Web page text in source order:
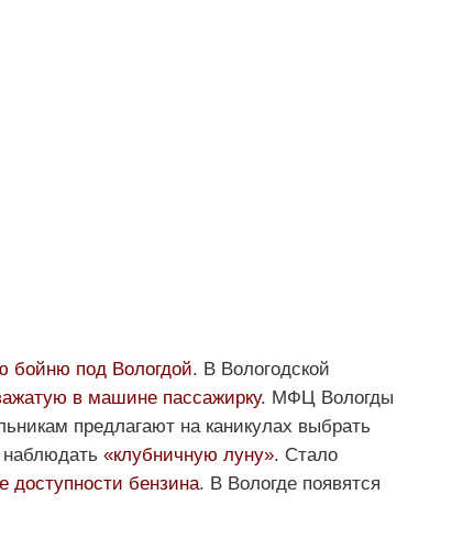
бойню под Вологдой. В Вологодской
в машине пассажирку. МФЦ Вологды
предлагают на каникулах выбрать
«клубничную луну». Стало
доступности бензина. В Вологде появятся